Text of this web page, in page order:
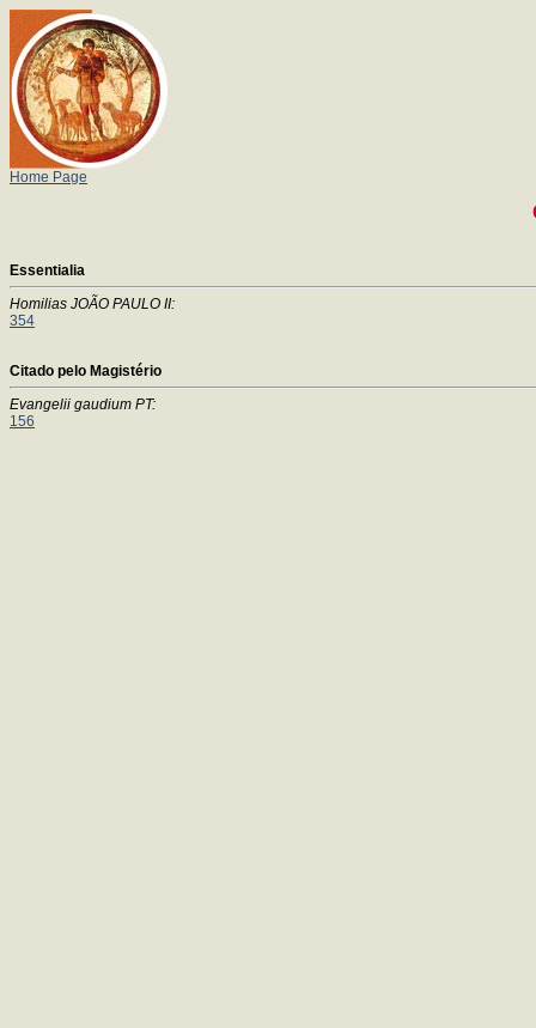
Home Page
Essentialia
Homilias JOÃO PAULO II:
354
Citado pelo Magistério
Evangelii gaudium PT:
156